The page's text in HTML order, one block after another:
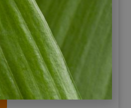
auch als „Yosemite
Für Wanderer ist
Seenregion Chiles ein
viele Wasserfällen und
gibt es im
Bäume zu bestaunen.